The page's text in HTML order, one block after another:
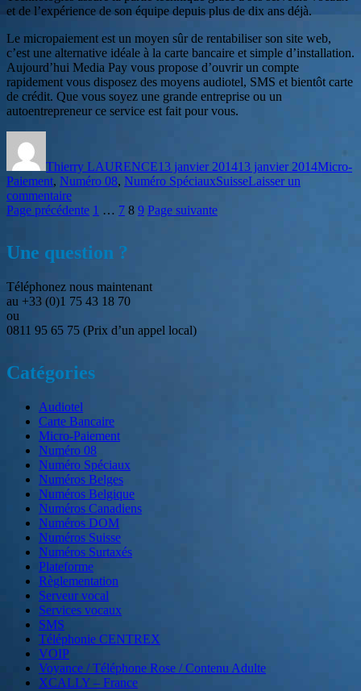
et de l’expérience de son équipe depuis plus de dix ans déjà.
Le micropaiement est un moyen sûr de rentabiliser son site web,
c’est une alternative idéale à la carte bancaire et simple d’installation.
Aujourd’hui Media Pay vous propose d’ouvrir un compte
rapidement vous disposez des moyens audiotel, SMS et bientôt carte
de crédit. Que vous soyez une grande entreprise ou un
autoentrepreneur ce service est fait pour vous.
Thierry LAURENCE13 janvier 201413 janvier 2014Micro-
Paiement, Numéro 08, Numéro SpéciauxÉtiquettes
SuisseLaisser un
commentairesur
Micro-
Des
personnalisés
et
pour
monétiser
site
web
Pagination
publications
Page précédente Page
1 … Page
7 Page
8 Page
9 Page suivante
Une question ?
Téléphonez nous maintenant
au +33 (0)1 75 43 18 70
ou
0811 95 65 75 (Prix d’un appel local)
Catégories
Audiotel
Carte Bancaire
Micro-Paiement
Numéro 08
Numéro Spéciaux
Numéros Belges
Numéros Belgique
Numéros Canadiens
Numéros DOM
Numéros Suisse
Numéros Surtaxés
Plateforme
Règlementation
Serveur vocal
Services vocaux
SMS
Téléphonie CENTREX
VOIP
Voyance / Téléphone Rose / Contenu Adulte
XCALLY – France